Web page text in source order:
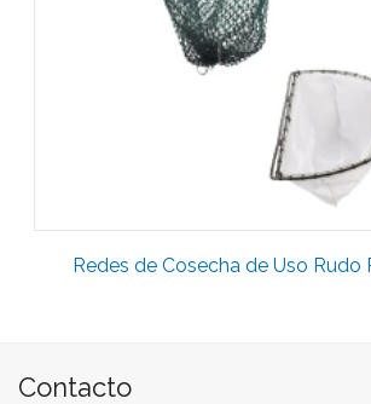
Redes de Cosecha de Uso Rudo
Contacto